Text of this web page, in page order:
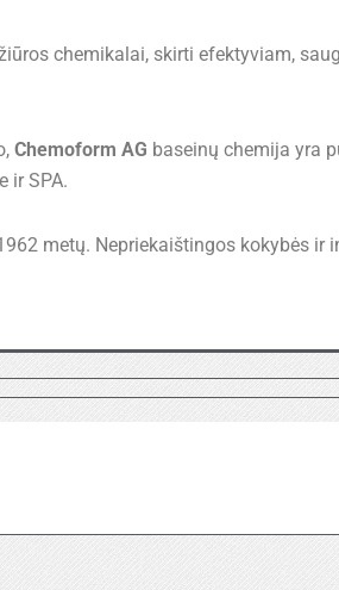
chemikalai, skirti efektyviam,
Chemoform AG baseinų chemija yra
ir SPA.
metų. Nepriekaištingos kokybės ir